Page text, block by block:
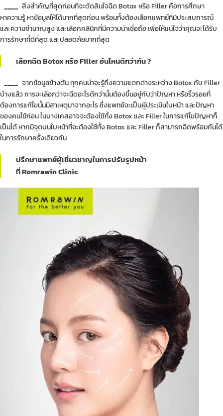
____ สิ่งสำคัญที่สุดก่อนที่จะตัดสินใจฉีด Botox หรือ Filler คือการศึกษา
หาความรู้ หาข้อมูลให้ได้มากที่สุดก่อน พร้อมทั้งต้องเลือกแพทย์ที่มีประสบการณ์
และความชำนาญสูง และเลือกคลินิกที่มีความน่าเชื่อถือ เพื่อให้แน่ใจว่าคุณจะได้รับ
การรักษาที่ดีที่สุด และปลอดภัยมากที่สุด
เลือกฉีด Botox หรือ Filler อันไหนดีกว่ากัน ?
____ จากข้อมูลข้างต้น ทุกคนน่าจะรู้ถึงความแตกต่างระหว่าง Botox กับ Filler
บ้างแล้ว การจะเลือกว่าจะฉีดอะไรดีกว่านั้นต้องขึ้นอยู่กับว่าปัญหา หรือริ้วรอยที่
ต้องการแก้ไขนั้นมีสาเหตุมาจากอะไร ซึ่งแพทย์จะเป็นผู้ประเมินใบหน้า และปัญหา
ของคนไข้ก่อน ในบางเคสอาจจะต้องใช้ทั้ง Botox และ Filler ในการแก้ไขปัญหาก็
เป็นได้ หากมีจุดบนใบหน้าที่จะต้องใช้ทั้ง Botox และ Filler ก็สามารถฉีดพร้อมกันได้
ในการรักษาครั้งเดียวกัน
ปรึกษาแพทย์ผู้เชี่ยวชาญในการปรับรูปหน้า
ที่ Romrawin Clinic